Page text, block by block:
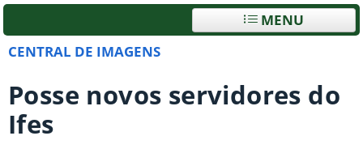
MENU
CENTRAL DE IMAGENS
Posse novos servidores do
Ifes